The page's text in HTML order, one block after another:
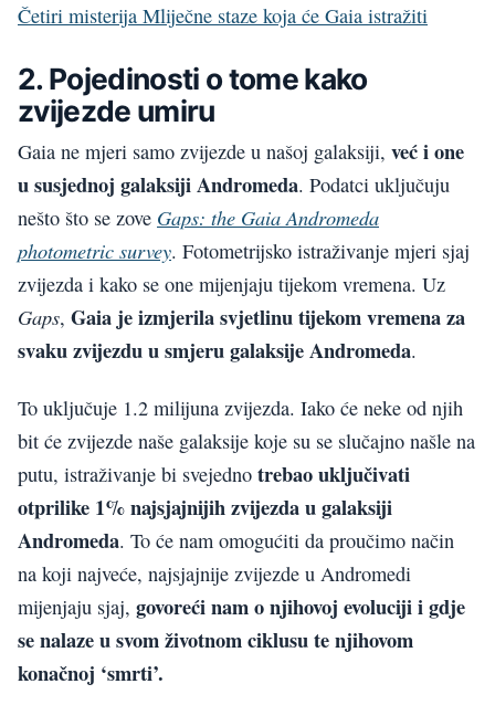
Četiri misterija Mliječne staze koja će Gaia istražiti
2. Pojedinosti o tome kako
zvijezde umiru
Gaia ne mjeri samo zvijezde u našoj galaksiji, već i one
u susjednoj galaksiji Andromeda. Podatci uključuju
nešto što se zove Gaps: the Gaia Andromeda
photometric survey. Fotometrijsko istraživanje mjeri sjaj
zvijezda i kako se one mijenjaju tijekom vremena. Uz
Gaps, Gaia je izmjerila svjetlinu tijekom vremena za
svaku zvijezdu u smjeru galaksije Andromeda.
To uključuje 1.2 milijuna zvijezda. Iako će neke od njih
bit će zvijezde naše galaksije koje su se slučajno našle na
putu, istraživanje bi svejedno trebao uključivati
otprilike 1% najsjajnijih zvijezda u galaksiji
Andromeda. To će nam omogućiti da proučimo način
na koji najveće, najsjajnije zvijezde u Andromedi
mijenjaju sjaj, govoreći nam o njihovoj evoluciji i gdje
se nalaze u svom životnom ciklusu te njihovom
konačnoj ‘smrti’.